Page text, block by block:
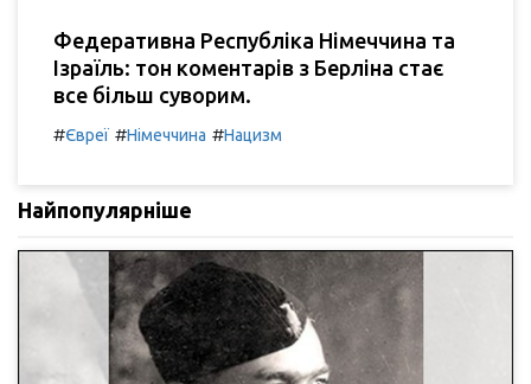
Федеративна Республіка Німеччина та
Ізраїль: тон коментарів з Берліна стає
все більш суворим.
#Євреї #Німеччина #Нацизм
Найпопулярніше